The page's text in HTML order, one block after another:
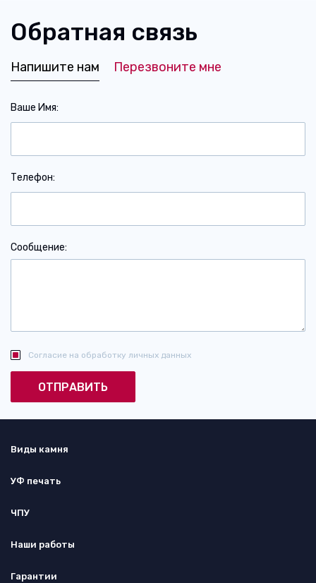
Обратная связь
Напишите нам Перезвоните мне
Ваше Имя
Телефон
Сообщение
Согласие на обработку личных данных
Виды камня
УФ печать
ЧПУ
Наши работы
Гарантии